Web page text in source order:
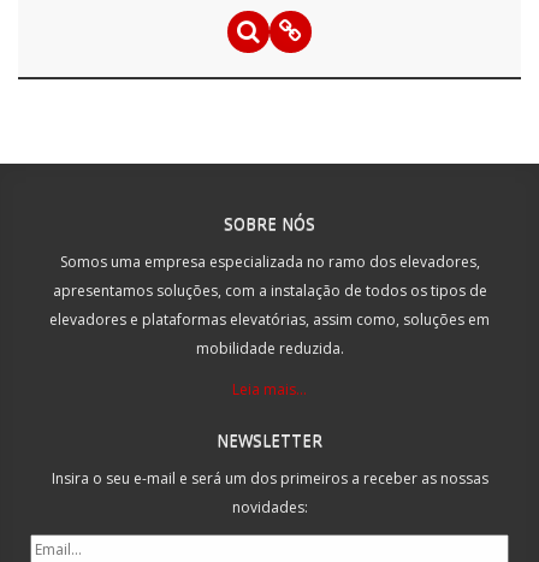
SOBRE NÓS
Somos uma empresa especializada no ramo dos elevadores,
apresentamos soluções, com a instalação de todos os tipos de
elevadores e plataformas elevatórias, assim como, soluções em
mobilidade reduzida.
Leia mais...
NEWSLETTER
Insira o seu e-mail e será um dos primeiros a receber as nossas
novidades: